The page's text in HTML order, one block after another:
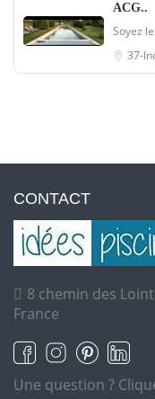
ACG..
Soyez
37-
CONTACT
8 chemin des
France
Une question ?